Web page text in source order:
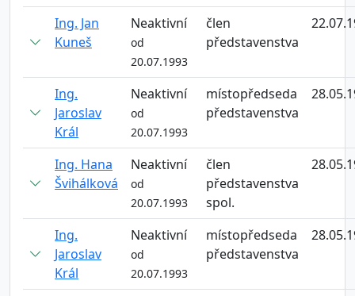
Ing. Jan
Kuneš
Neaktivní
od
20.07.1993
člen
představenstva
Ing.
Jaroslav
Král
Neaktivní
od
20.07.1993
místopředseda
představenstva
Ing. Hana
Švihálková
Neaktivní
od
20.07.1993
člen
představenstva
spol.
Ing.
Jaroslav
Král
Neaktivní
od
20.07.1993
místopředseda
představenstva